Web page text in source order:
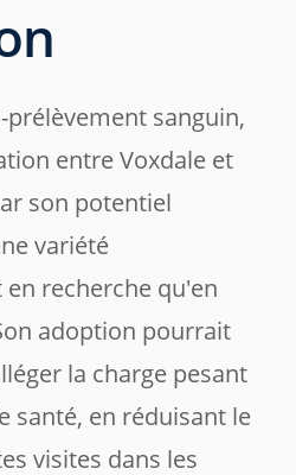
sanguin,
entre Voxdale et
son potentiel
variété
recherche qu'en
adoption pourrait
la charge pesant
santé, en réduisant le
visites dans les